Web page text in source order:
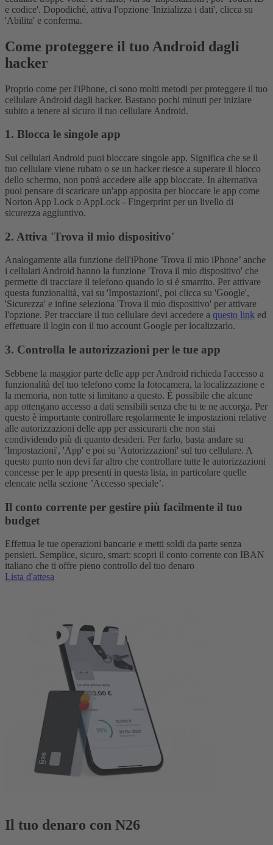
e codice'. Dopodiché, attiva l'opzione 'Inizializza i dati', clicca su
'Abilita' e conferma.
Come proteggere il tuo Android dagli
hacker
Proprio come per l'iPhone, ci sono molti metodi per proteggere il tuo
cellulare Android dagli hacker. Bastano pochi minuti per iniziare
subito a tenere al sicuro il tuo cellulare Android.
1. Blocca le singole app
Sui cellulari Android puoi bloccare singole app. Significa che se il
tuo cellulare viene rubato o se un hacker riesce a superare il blocco
dello schermo, non potrà accedere alle app bloccate. In alternativa
puoi pensare di scaricare un'app apposita per bloccare le app come
Norton App Lock o AppLock - Fingerprint per un livello di
sicurezza aggiuntivo.
2. Attiva 'Trova il mio dispositivo'
Analogamente alla funzione dell'iPhone 'Trova il mio iPhone’ anche
i cellulari Android hanno la funzione 'Trova il mio dispositivo' che
permette di tracciare il telefono quando lo si è smarrito. Per attivare
questa funzionalità, vai su 'Impostazioni', poi clicca su 'Google',
'Sicurezza' e infine seleziona 'Trova il mio dispositivo' per attivare
l'opzione. Per tracciare il tuo cellulare devi accedere a questo link ed
effettuare il login con il tuo account Google per localizzarlo.
3. Controlla le autorizzazioni per le tue app
Sebbene la maggior parte delle app per Android richieda l'accesso a
funzionalità del tuo telefono come la fotocamera, la localizzazione e
la memoria, non tutte si limitano a questo. È possibile che alcune
app ottengano accesso a dati sensibili senza che tu te ne accorga. Per
questo è importante controllare regolarmente le impostazioni relative
alle autorizzazioni delle app per assicurarti che non stai
condividendo più di quanto desideri. Per farlo, basta andare su
'Impostazioni', 'App' e poi su 'Autorizzazioni' sul tuo cellulare. A
questo punto non devi far altro che controllare tutte le autorizzazioni
concesse per le app presenti in questa lista, in particolare quelle
elencate nella sezione ’Accesso speciale’.
Il conto corrente per gestire più facilmente il tuo
budget
Effettua le tue operazioni bancarie e metti soldi da parte senza
pensieri. Semplice, sicuro, smart: scopri il conto corrente con IBAN
italiano che ti offre pieno controllo del tuo denaro
Lista d'attesa
Il tuo denaro con N26